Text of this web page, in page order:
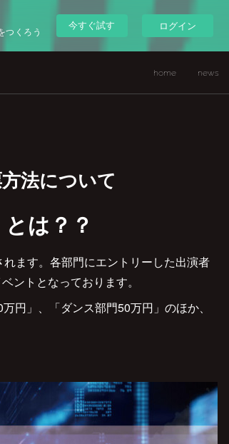
つくろう
今すぐ試す ログイン
home news
法について
は？？
れます。各部門にエントリーした出演者
ントとなっております。
円」、「ダンス部門50万円」のほか、